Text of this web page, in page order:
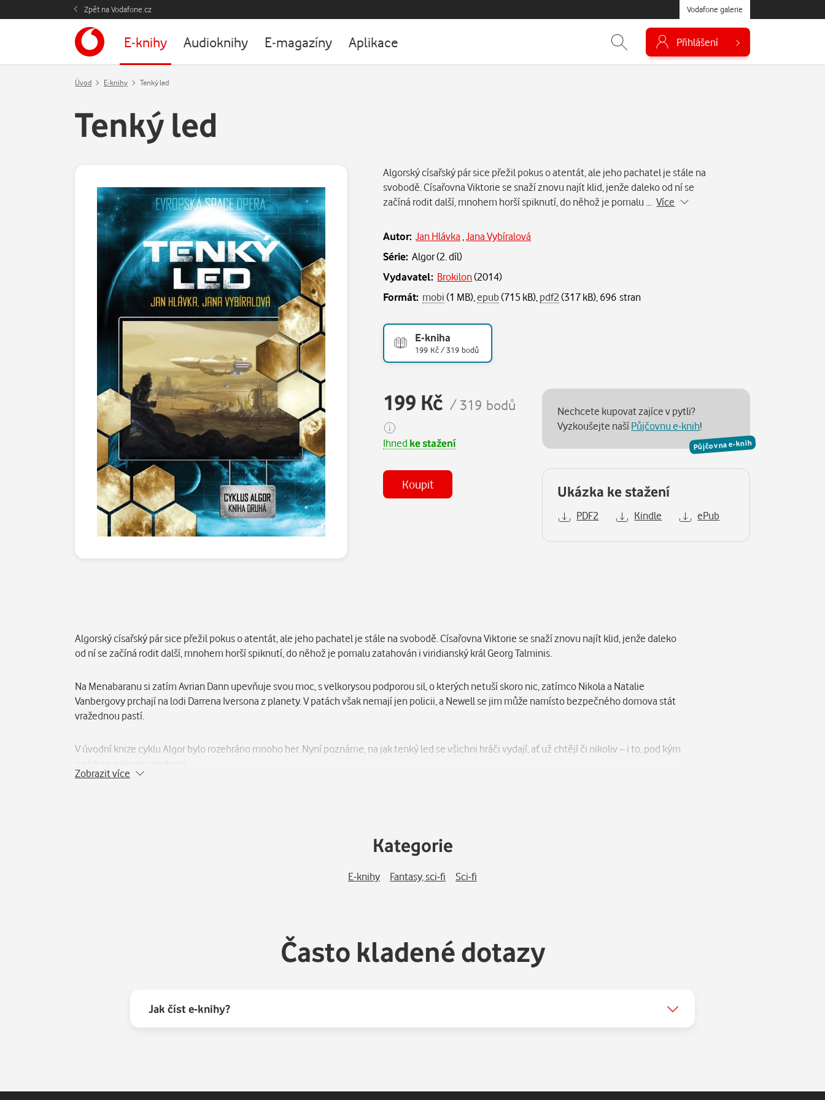
Zpět na Vodafone.cz Vodafone galerie
E-knihy Audioknihy E-magazíny Aplikace Přihlášení
Úvod E-knihy Tenký led
Tenký led
Algorský císařský pár sice přežil pokus o atentát, ale jeho pachatel je stále na
svobodě. Císařovna Viktorie se snaží znovu najít klid, jenže daleko od ní se
začíná rodit další, mnohem horší spiknutí, do něhož je pomalu …Více
Autor: Jan Hlávka ,Jana Vybíralová
Série: Algor (2. díl)
Vydavatel: Brokilon(2014)
Formát: mobi(1 MB),epub(715 kB), pdf2(317 kB), 696 stran
E-kniha
199 Kč / 319 bodů
199 Kč / 319 bodů
Ihned ke stažení
Koupit
Půjčovna e-knih
Nechcete kupovat zajíce v pytli?
Vyzkoušejte našíPůjčovnu e-knih!
Ukázka ke stažení
PDF2 Kindle ePub
Algorský císařský pár sice přežil pokus o atentát, ale jeho pachatel je stále na svobodě. Císařovna Viktorie se snaží znovu najít klid, jenže daleko
od ní se začíná rodit další, mnohem horší spiknutí, do něhož je pomalu zatahován i viridianský král Georg Talminis.
Na Menabaranu si zatím Avrian Dann upevňuje svou moc, s velkorysou podporou sil, o kterých netuší skoro nic, zatímco Nikola a Natalie
Vanbergovy prchají na lodi Darrena Iversona z planety. V patách však nemají jen policii, a Newell se jim může namísto bezpečného domova stát
vražednou pastí.
V úvodní knize cyklu Algor bylo rozehráno mnoho her. Nyní poznáme, na jak tenký led se všichni hráči vydají, ať už chtějí či nikoliv – i to, pod kým
Zobrazit více
Kategorie
E-knihy Fantasy, sci-fi Sci-fi
Často kladené dotazy
Jak číst e-knihy?